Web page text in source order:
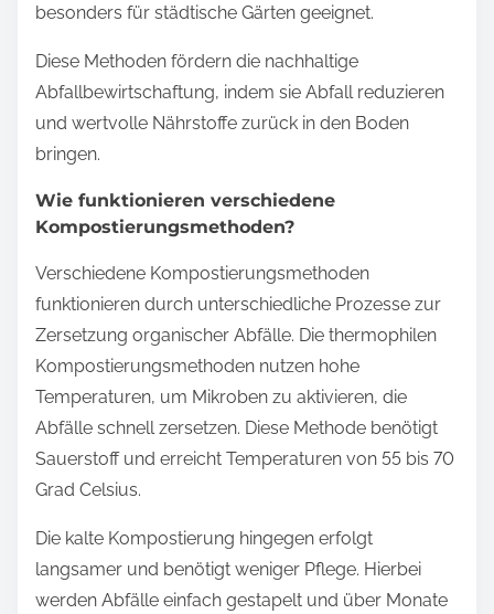
besonders für städtische Gärten geeignet.
Diese Methoden fördern die nachhaltige
Abfallbewirtschaftung, indem sie Abfall reduzieren
und wertvolle Nährstoffe zurück in den Boden
bringen.
Wie funktionieren verschiedene
Kompostierungsmethoden?
Verschiedene Kompostierungsmethoden
funktionieren durch unterschiedliche Prozesse zur
Zersetzung organischer Abfälle. Die thermophilen
Kompostierungsmethoden nutzen hohe
Temperaturen, um Mikroben zu aktivieren, die
Abfälle schnell zersetzen. Diese Methode benötigt
Sauerstoff und erreicht Temperaturen von 55 bis 70
Grad Celsius.
Die kalte Kompostierung hingegen erfolgt
langsamer und benötigt weniger Pflege. Hierbei
werden Abfälle einfach gestapelt und über Monate